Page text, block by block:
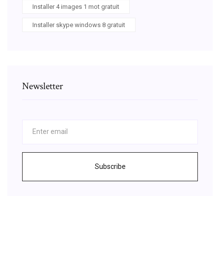
Installer 4 images 1 mot gratuit
Installer skype windows 8 gratuit
Newsletter
Subscribe